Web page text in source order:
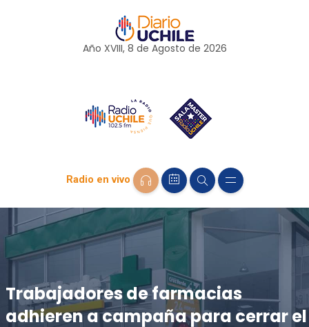
Año XVIII, 8 de Agosto de 2026
Radio en vivo
Trabajadores de farmacias
adhieren a campaña para cerrar el